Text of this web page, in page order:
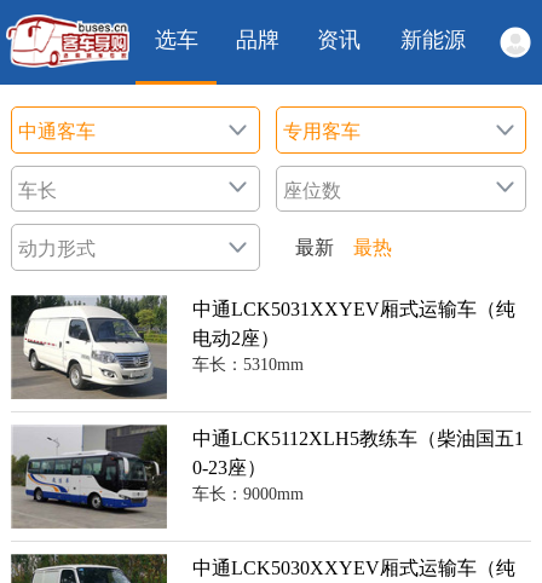
选车 品牌 资讯 新能源
最新 最热
中通LCK5031XXYEV厢式运输车（纯
电动2座）
车长：5310mm
中通LCK5112XLH5教练车（柴油国五1
0-23座）
车长：9000mm
中通LCK5030XXYEV厢式运输车（纯